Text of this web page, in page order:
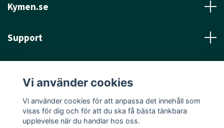
Kymen.se
Support
Sociala medier
Vi använder cookies
Vi använder cookies för att anpassa det innehåll som
visas för dig och för att du ska få bästa tänkbara
upplevelse när du handlar hos oss.